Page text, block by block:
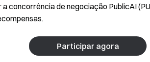
concorrência de negociação PublicAI
Participar agora